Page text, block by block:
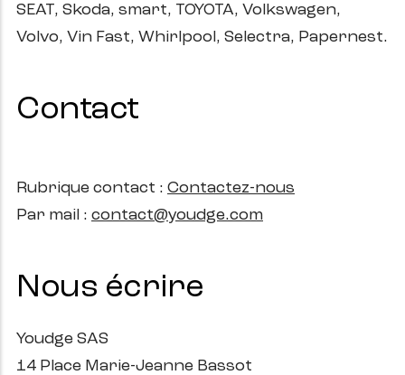
SEAT, Skoda, smart, TOYOTA, Volkswagen,
Volvo, Vin Fast, Whirlpool, Selectra, Papernest.
Contact
Rubrique contact : Contactez-nous
Par mail : contact@youdge.com
Nous écrire
Youdge SAS
14 Place Marie-Jeanne Bassot